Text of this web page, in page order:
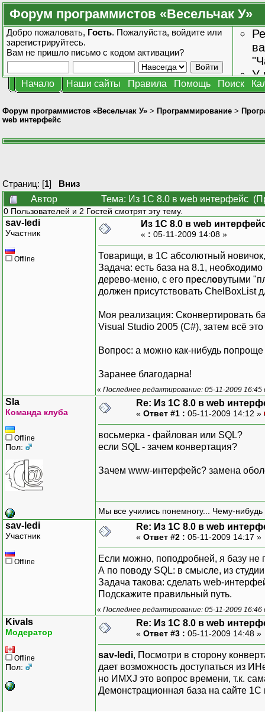
Форум программистов «Весельчак У»
Добро пожаловать, Гость. Пожалуйста, войдите или
зарегистрируйтесь.
Вам не пришло письмо с кодом активации?
У
Начало Наши сайты Правила Помощь Поиск
Форум программистов «Весельчак У» > Программирование >
web интерфейс
Страниц: [1] Вниз
Автор
Тема: Из 1С 8.0 в web интерфейс
0 Пользователей и 2 Гостей смотрят эту тему.
sav-ledi
Участник
Offline
Из 1С 8.0 в web
« : 05-11-2009 14:08 »
Товарищи, в 1С абсолютный
Задача: есть база на 8.1, необходимо
дерево-меню, с его пресловутыми
должен присутствовать ChelBoxList
Моя реализация: Сконвертировать
Visual Studio 2005 (C#), затем всё
Вопрос: а можно как-нибудь попроще
Заранее благодарна!
« Последнее редактирование: 05-11-2009 16:45
Sla
Команда клуба
Offline
Пол:
Re: Из 1С 8.0 в web
« Ответ #1 : 05-11-2009 14:12 »
восьмерка - файловая или SQL?
если SQL - зачем конвертация?
Зачем www-интерфейс? замена
Мы все учились понемногу... Чему-нибудь
sav-ledi
Участник
Offline
Re: Из 1С 8.0 в web
« Ответ #2 : 05-11-2009 14:17 »
Если можно, поподробней, я базу
А по поводу SQL: в смысле, из
Задача такова: сделать web-
Подскажите правильный путь.
« Последнее редактирование: 05-11-2009 16:46
Kivals
Модератор
Offline
Пол:
Re: Из 1С 8.0 в web
« Ответ #3 : 05-11-2009 14:48 »
sav-ledi, Посмотри в сторону
дает возможность доступаться из
но ИМХJ это вопрос времени, т.к.
Демонстрационная база на сайте